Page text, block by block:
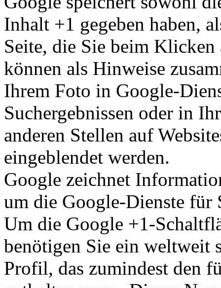
Inhalt +1 gegeben haben,
Seite, die Sie beim Klicken
können als Hinweise
Ihrem Foto in Google-
Suchergebnissen oder in
anderen Stellen auf
eingeblendet werden.
Google zeichnet
um die Google-Dienste für
Um die Google +1-
benötigen Sie ein weltweit
Profil, das zumindest den